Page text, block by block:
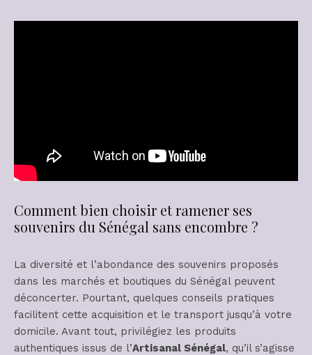
Comment bien choisir et ramener ses
souvenirs du Sénégal sans encombre ?
La diversité et l’abondance des souvenirs proposés
dans les marchés et boutiques du Sénégal peuvent
déconcerter. Pourtant, quelques conseils pratiques
facilitent cette acquisition et le transport jusqu’à votre
domicile. Avant tout, privilégiez les produits
authentiques issus de l’Artisanal Sénégal, qu’il s’agisse